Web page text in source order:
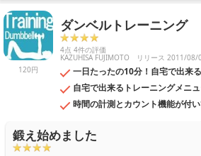
120円
ダンベルトレーニング
4点 4件の評価
KAZUHISA FUJIMOTO リリース 2011/08/
一日たったの10分！自宅で出来
自宅で出来るトレーニングメニ
時間の計測とカウント機能が付
鍛え始めました